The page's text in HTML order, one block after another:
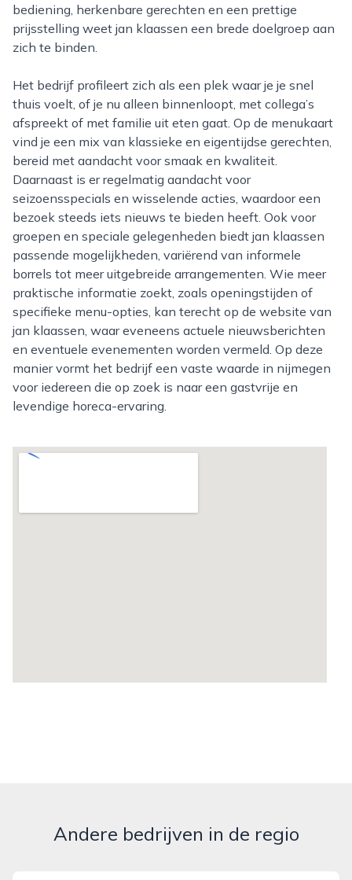
bediening, herkenbare gerechten en een prettige
prijsstelling weet jan klaassen een brede doelgroep aan
zich te binden.
Het bedrijf profileert zich als een plek waar je je snel
thuis voelt, of je nu alleen binnenloopt, met collega’s
afspreekt of met familie uit eten gaat. Op de menukaart
vind je een mix van klassieke en eigentijdse gerechten,
bereid met aandacht voor smaak en kwaliteit.
Daarnaast is er regelmatig aandacht voor
seizoensspecials en wisselende acties, waardoor een
bezoek steeds iets nieuws te bieden heeft. Ook voor
groepen en speciale gelegenheden biedt jan klaassen
passende mogelijkheden, variërend van informele
borrels tot meer uitgebreide arrangementen. Wie meer
praktische informatie zoekt, zoals openingstijden of
specifieke menu-opties, kan terecht op de website van
jan klaassen, waar eveneens actuele nieuwsberichten
en eventuele evenementen worden vermeld. Op deze
manier vormt het bedrijf een vaste waarde in nijmegen
voor iedereen die op zoek is naar een gastvrije en
levendige horeca-ervaring.
Andere bedrijven in de regio